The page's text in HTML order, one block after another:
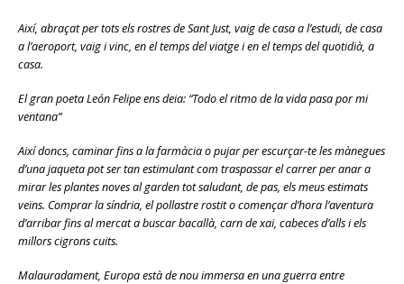
Així, abraçat per tots els rostres de Sant Just, vaig de casa a l’estudi, de casa
a l’aeroport, vaig i vinc, en el temps del viatge i en el temps del quotidià, a
casa.
El gran poeta León Felipe ens deia: “Todo el ritmo de la vida pasa por mi
ventana”
Així doncs, caminar fins a la farmàcia o pujar per escurçar-te les mànegues
d’una jaqueta pot ser tan estimulant com traspassar el carrer per anar a
mirar les plantes noves al garden tot saludant, de pas, els meus estimats
veïns. Comprar la síndria, el pollastre rostit o començar d’hora l’aventura
d’arribar fins al mercat a buscar bacallà, carn de xai, cabeces d’alls i els
millors cigrons cuits.
Malauradament, Europa està de nou immersa en una guerra entre